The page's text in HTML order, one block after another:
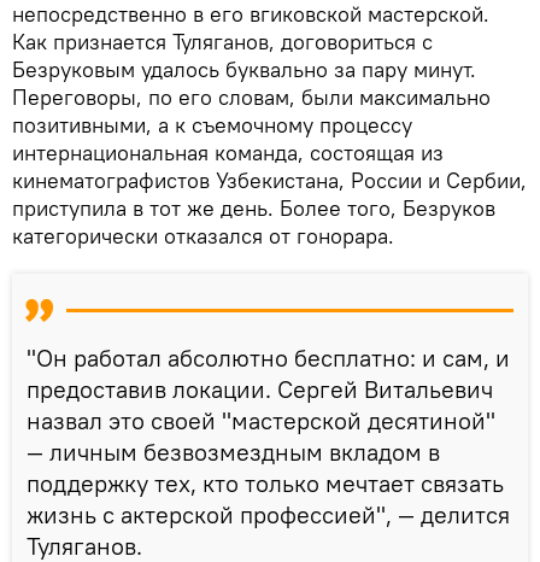
непосредственно в его вгиковской мастерской.
Как признается Туляганов, договориться с
Безруковым удалось буквально за пару минут.
Переговоры, по его словам, были максимально
позитивными, а к съемочному процессу
интернациональная команда, состоящая из
кинематографистов Узбекистана, России и Сербии,
приступила в тот же день. Более того, Безруков
категорически отказался от гонорара.
"Он работал абсолютно бесплатно: и сам, и
предоставив локации. Сергей Витальевич
назвал это своей "мастерской десятиной"
— личным безвозмездным вкладом в
поддержку тех, кто только мечтает связать
жизнь с актерской профессией", — делится
Туляганов.